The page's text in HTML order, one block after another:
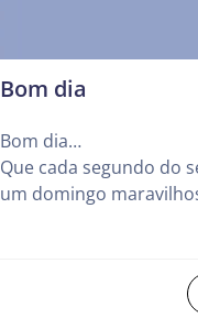
Bom dia
Bom dia…
Que cada segundo do
um domingo